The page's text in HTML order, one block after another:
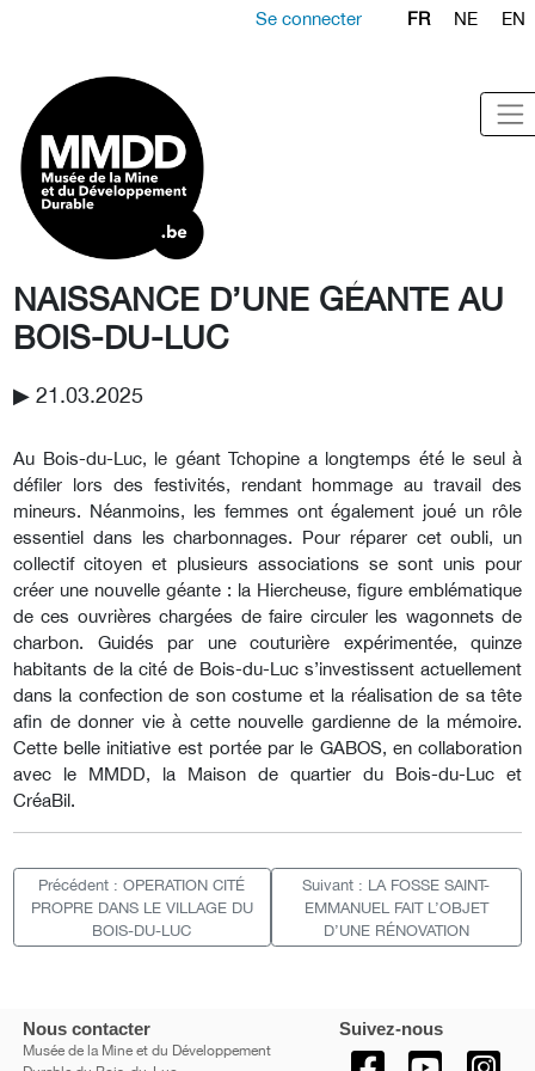
Se connecter FR NE EN
NAISSANCE D’UNE GÉANTE AU
BOIS-DU-LUC
▶︎ 21.03.2025
Au Bois-du-Luc, le géant Tchopine a longtemps été le seul à
défiler lors des festivités, rendant hommage au travail des
mineurs. Néanmoins, les femmes ont également joué un rôle
essentiel dans les charbonnages. Pour réparer cet oubli, un
collectif citoyen et plusieurs associations se sont unis pour
créer une nouvelle géante : la Hiercheuse, figure emblématique
de ces ouvrières chargées de faire circuler les wagonnets de
charbon. Guidés par une couturière expérimentée, quinze
habitants de la cité de Bois-du-Luc s’investissent actuellement
dans la confection de son costume et la réalisation de sa tête
afin de donner vie à cette nouvelle gardienne de la mémoire.
Cette belle initiative est portée par le GABOS, en collaboration
avec le MMDD, la Maison de quartier du Bois-du-Luc et
CréaBil.
Précédent : OPERATION CITÉ
PROPRE DANS LE VILLAGE DU
BOIS-DU-LUC
Suivant : LA FOSSE SAINT-
EMMANUEL FAIT L’OBJET
D’UNE RÉNOVATION
Nous contacter
Musée de la Mine et du Développement
Suivez-nous